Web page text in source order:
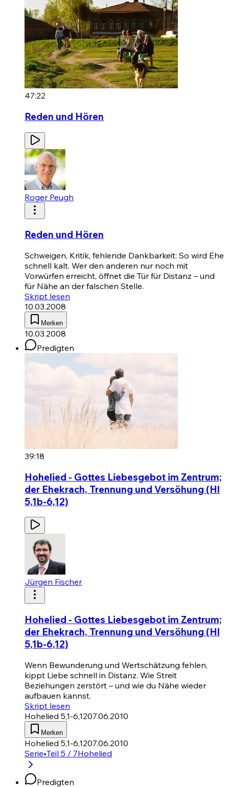
47:22
Reden und Hören
Roger Peugh
Reden und Hören
Schweigen, Kritik, fehlende Dankbarkeit: So wird Ehe
schnell kalt. Wer den anderen nur noch mit
Vorwürfen erreicht, öffnet die Tür für Distanz – und
für Nähe an der falschen Stelle.
Skript lesen
10.03.2008
Merken
10.03.2008
Predigten
39:18
Hohelied - Gottes Liebesgebot im Zentrum;
der Ehekrach, Trennung und Versöhung (Hl
5,1b-6,12)
Jürgen Fischer
Hohelied - Gottes Liebesgebot im Zentrum;
der Ehekrach, Trennung und Versöhung (Hl
5,1b-6,12)
Wenn Bewunderung und Wertschätzung fehlen,
kippt Liebe schnell in Distanz. Wie Streit
Beziehungen zerstört – und wie du Nähe wieder
aufbauen kannst.
Skript lesen
Hohelied 5,1-6,1207.06.2010
Merken
Hohelied 5,1-6,1207.06.2010
Serie•Teil 5 / 7Hohelied
Predigten